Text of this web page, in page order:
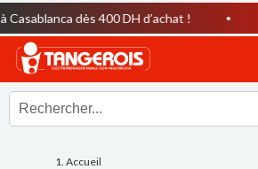
dès 400 DH d’achat !
Accueil